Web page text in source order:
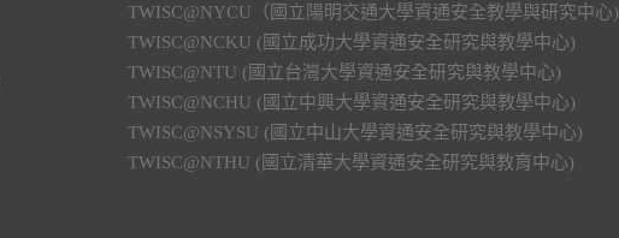
TWISC@NYCU（國立陽明交通大學資通安全教學與研究中心)
TWISC@NCKU (國立成功大學資通安全研究與教學中心)
TWISC@NTU (國立台灣大學資通安全研究與教學中心)
TWISC@NCHU (國立中興大學資通安全研究與教學中心)
TWISC@NSYSU (國立中山大學資通安全研究與教學中心)
TWISC@NTHU (國立清華大學資通安全研究與教育中心)